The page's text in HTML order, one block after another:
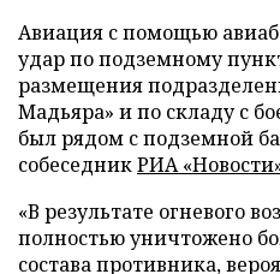
Авиация с помощью
удар по подземному
размещения
Мадьяра» и по складу с
был рядом с подземной
собеседникРИА
«В результате огневого
полностью уничтожено
состава противника,